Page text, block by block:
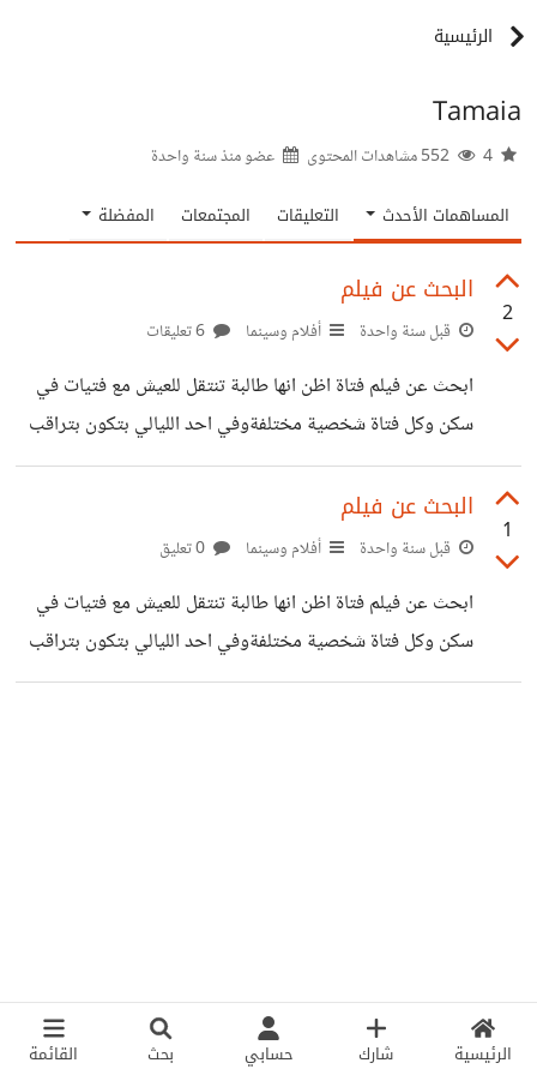
الرئيسية شارك حسابي بحث القائمة
الرئيسية
Tamaia
عضو منذسنة واحدة
المساهمات الأحدث التعليقات المجتمعات المفضلة
2
البحث عن فيلم
قبل سنة واحدة أفلام وسينما
ابحث عن فيلم فتاة اظن انها طالبة تنتقل للعيش مع فتيات في
سكن وكل فتاة شخصية مختلفةوفي احد الليالي بتكون بتراقب
جارها الوسيم وفجأة تشوف من ظله انه يقتل امرأة وبعدها
تحاول دخول شقته سراً لتكتشف الجريمة وتبحث عن الجثة
الفيلم اكشن وكوميدي
1
البحث عن فيلم
قبل سنة واحدة أفلام وسينما
ابحث عن فيلم فتاة اظن انها طالبة تنتقل للعيش مع فتيات في
سكن وكل فتاة شخصية مختلفةوفي احد الليالي بتكون بتراقب
جارها الوسيم وفجأة تشوف من ظله انه يقتل امرأة وبعدها